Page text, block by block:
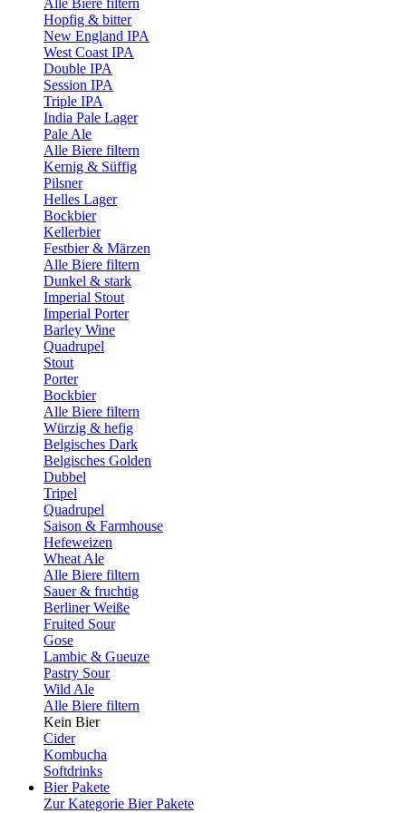
Alle Biere filtern
Hopfig & bitter
New England IPA
West Coast IPA
Double IPA
Session IPA
Triple IPA
India Pale Lager
Pale Ale
Alle Biere filtern
Kernig & Süffig
Pilsner
Helles Lager
Bockbier
Kellerbier
Festbier & Märzen
Alle Biere filtern
Dunkel & stark
Imperial Stout
Imperial Porter
Barley Wine
Quadrupel
Stout
Porter
Bockbier
Alle Biere filtern
Würzig & hefig
Belgisches Dark
Belgisches Golden
Dubbel
Tripel
Quadrupel
Saison & Farmhouse
Hefeweizen
Wheat Ale
Alle Biere filtern
Sauer & fruchtig
Berliner Weiße
Fruited Sour
Gose
Lambic & Gueuze
Pastry Sour
Wild Ale
Alle Biere filtern
Kein Bier
Cider
Kombucha
Softdrinks
Bier Pakete
Zur Kategorie Bier Pakete